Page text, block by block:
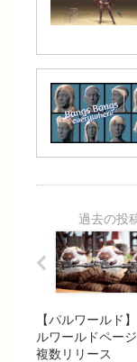
【パルワールド
ルワールドペー
複数リリース